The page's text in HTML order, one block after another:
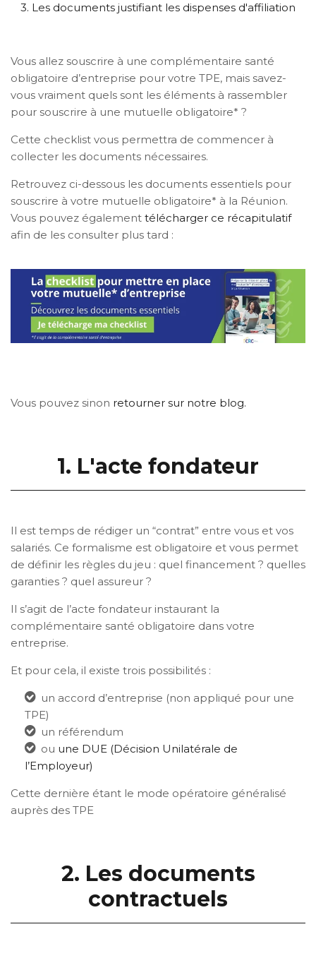
3. Les documents justifiant les dispenses d'affiliation
Vous allez souscrire à une complémentaire santé
obligatoire d’entreprise pour votre TPE, mais savez-
vous vraiment quels sont les éléments à rassembler
pour souscrire à une mutuelle obligatoire* ?
Cette checklist vous permettra de commencer à
collecter les documents nécessaires.
Retrouvez ci-dessous les documents essentiels pour
souscrire à votre mutuelle obligatoire* à la Réunion.
Vous pouvez également télécharger ce récapitulatif
afin de les consulter plus tard :
Vous pouvez sinon retourner sur notre blog.
1. L'acte fondateur
Il est temps de rédiger un “contrat” entre vous et vos
salariés. Ce formalisme est obligatoire et vous permet
de définir les règles du jeu : quel financement ? quelles
garanties ? quel assureur ?
Il s’agit de l’acte fondateur instaurant la
complémentaire santé obligatoire dans votre
entreprise.
Et pour cela, il existe trois possibilités :
un accord d’entreprise (non appliqué pour une
TPE)
un référendum
ou une DUE (Décision Unilatérale de
l’Employeur)
Cette dernière étant le mode opératoire généralisé
auprès des TPE
2. Les documents
contractuels